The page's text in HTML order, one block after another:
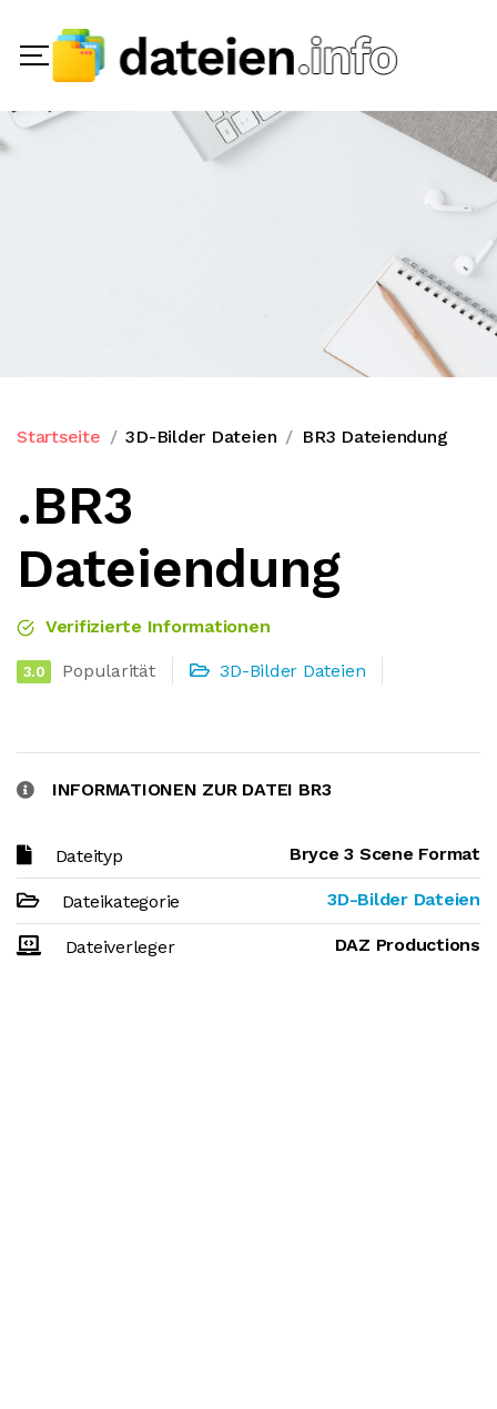
Startseite 3D-Bilder Dateien BR3 Dateiendung
.BR3
Dateiendung
Verifizierte Informationen
3.0 Popularität 3D-Bilder Dateien
INFORMATIONEN ZUR DATEI BR3
Dateityp Bryce 3 Scene Format
Dateikategorie 3D-Bilder Dateien
Dateiverleger DAZ Productions